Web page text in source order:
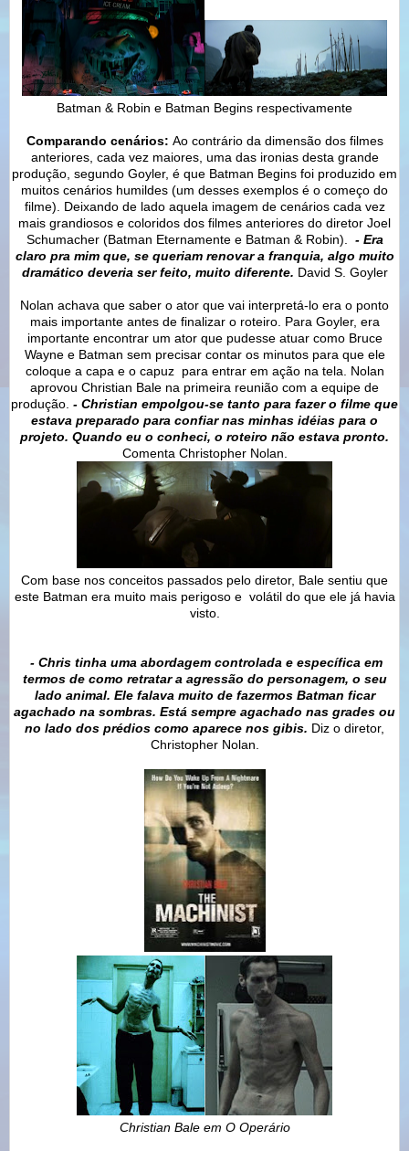
Batman & Robin e Batman Begins respectivamente
Comparando cenários: Ao contrário da dimensão dos filmes
anteriores, cada vez maiores, uma das ironias desta grande
produção, segundo Goyler, é que Batman Begins foi produzido em
muitos cenários humildes (um desses exemplos é o começo do
filme). Deixando de lado aquela imagem de cenários cada vez
mais grandiosos e coloridos dos filmes anteriores do diretor Joel
Schumacher (Batman Eternamente e Batman & Robin). - Era
claro pra mim que, se queriam renovar a franquia, algo muito
dramático deveria ser feito, muito diferente. David S. Goyler
Nolan achava que saber o ator que vai interpretá-lo era o ponto
mais importante antes de finalizar o roteiro. Para Goyler, era
importante encontrar um ator que pudesse atuar como Bruce
Wayne e Batman sem precisar contar os minutos para que ele
coloque a capa e o capuz para entrar em ação na tela. Nolan
aprovou Christian Bale na primeira reunião com a equipe de
produção. - Christian empolgou-se tanto para fazer o filme que
estava preparado para confiar nas minhas idéias para o
projeto. Quando eu o conheci, o roteiro não estava pronto.
Comenta Christopher Nolan.
Com base nos conceitos passados pelo diretor, Bale sentiu que
este Batman era muito mais perigoso e volátil do que ele já havia
visto.
- Chris tinha uma abordagem controlada e específica em
termos de como retratar a agressão do personagem, o seu
lado animal. Ele falava muito de fazermos Batman ficar
agachado na sombras. Está sempre agachado nas grades ou
no lado dos prédios como aparece nos gibis. Diz o diretor,
Christopher Nolan.
Christian Bale em O Operário